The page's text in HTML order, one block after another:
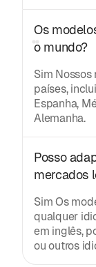
Os
o mundo?
Sim
países,
Espanha,
Alemanha.
Posso
mercados
Sim Os
qualquer
em inglês,
ou outros